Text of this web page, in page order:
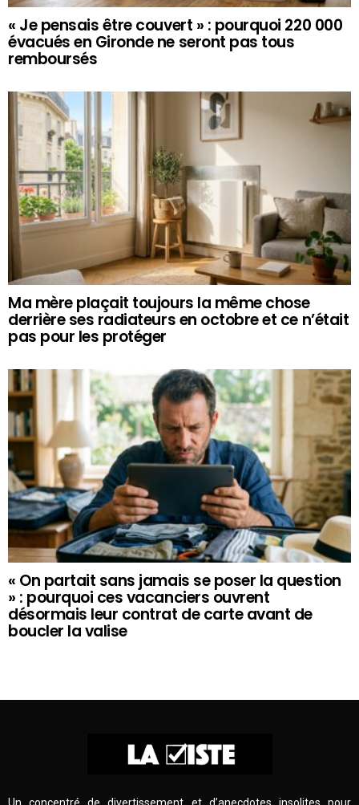
« Je pensais être couvert » : pourquoi 220 000
évacués en Gironde ne seront pas tous
remboursés
Ma mère plaçait toujours la même chose
derrière ses radiateurs en octobre et ce n’était
pas pour les protéger
« On partait sans jamais se poser la question
» : pourquoi ces vacanciers ouvrent
désormais leur contrat de carte avant de
boucler la valise